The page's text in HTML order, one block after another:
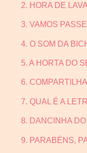
2. HORA DE
3. VAMOS
4. O SOM DA
5. A HORTA DO
6.
7. QUAL É A
8. DANCINHA
9. PARABÉNS,